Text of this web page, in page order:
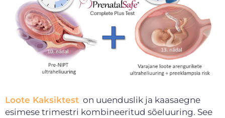
Loote Kaksiktest on uuenduslik ja kaasaegne
esimese trimestri kombineeritud sõeluuring. See